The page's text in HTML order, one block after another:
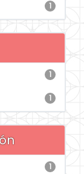
1
1
1
1